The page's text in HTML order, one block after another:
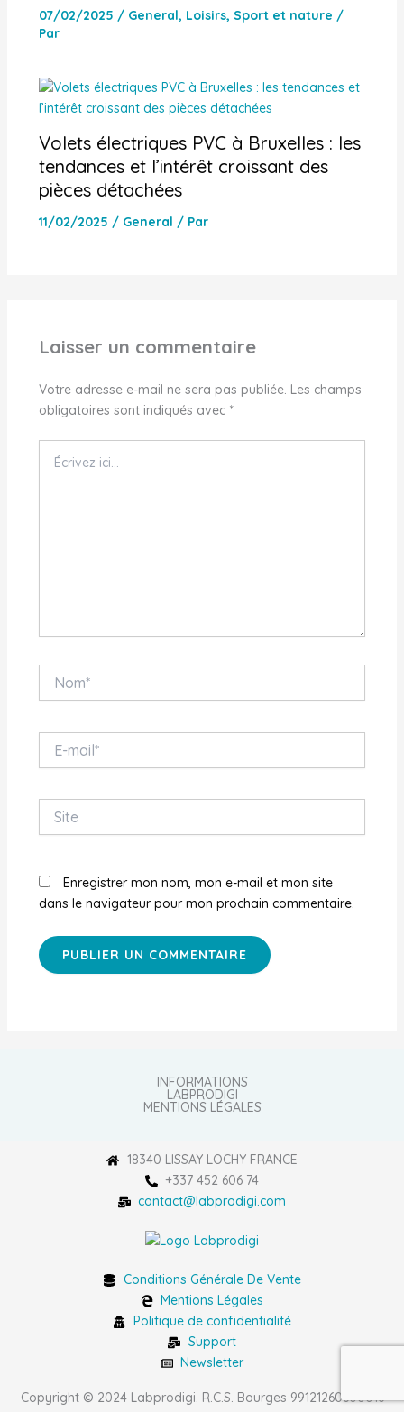
07/02/2025 / General, Loisirs, Sport et nature /
Par
Volets électriques PVC à Bruxelles : les
tendances et l’intérêt croissant des
pièces détachées
11/02/2025 / General / Par
Laisser un commentaire
Votre adresse e-mail ne sera pas publiée. Les champs
obligatoires sont indiqués avec *
ici…
mail*
Enregistrer mon nom, mon e-mail et mon site
dans le navigateur pour mon prochain commentaire.
INFORMATIONS
LABPRODIGI
MENTIONS LÉGALES
18340 LISSAY LOCHY FRANCE
+337 452 606 74
contact@labprodigi.com
Conditions Générale De Vente
Mentions Légales
Politique de confidentialité
Support
Newsletter
Copyright © 2024 Labprodigi. R.C.S. Bourges 99121260600016